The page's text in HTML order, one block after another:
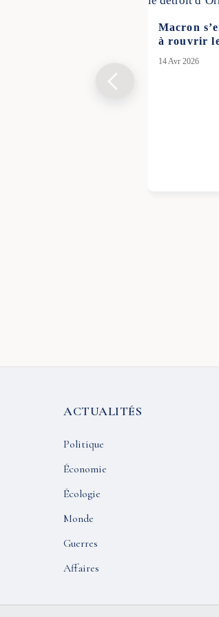
Macron
à rouvrir
14 Avr 2026
ACTUALITÉS
Politique
Économie
Écologie
Monde
Guerres
Affaires